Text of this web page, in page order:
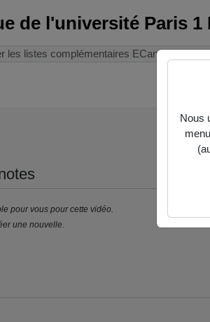
de l'université Paris
les listes complémentaires ECandidat
pour vous pour cette vidéo.
une nouvelle.
Nous